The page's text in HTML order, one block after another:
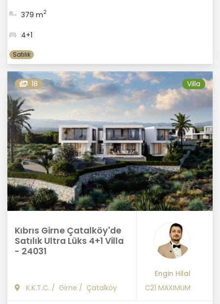
379 m2
4+1
Satılık
18 Villa
Kıbrıs Girne Çatalköy'de
Satılık Ultra Lüks 4+1 Villa
- 24031
K.K.T.C. / Girne / Çatalköy
Engin Hilal
C21 MAXIMUM